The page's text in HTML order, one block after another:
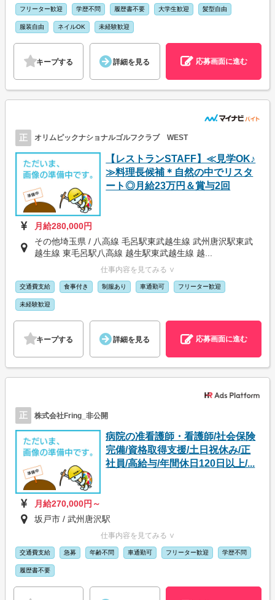
フリーター歓迎 学歴不問 履歴書不要 大学生歓迎 髪型自由
服装自由 ネイルOK 未経験歓迎
キープする 詳細を見る 応募画面に進む
正 オリムピックナショナルゴルフクラブ WEST
【レストランSTAFF】≪見学OK♪
≫料理長候補＊自然の中でリスタ
ート◎月給23万円＆賞与2回
月給280,000円
その他埼玉県 / 八高線 毛呂駅東武越生線 武州唐沢駅東武
越生線 東毛呂駅八高線 越生駅東武越生線 越...
仕事内容を見てみる ∨
交通費支給 食事付き 制服あり 車通勤可 フリーター歓迎
未経験歓迎
キープする 詳細を見る 応募画面に進む
正 株式会社Fring_非公開
病院の准看護師・看護師/社会保険
完備/資格取得支援/土日祝休み/正
社員/高給与/年間休日120日以上/...
月給270,000円～
坂戸市 / 武州唐沢駅
仕事内容を見てみる ∨
交通費支給 急募 年齢不問 車通勤可 フリーター歓迎 学歴不問
履歴書不要